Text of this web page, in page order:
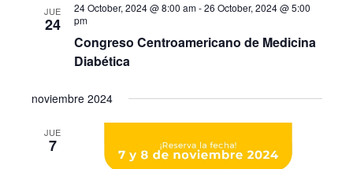
JUE
24
24 October, 2024 @ 8:00 am-26 October, 2024 @ 5:00
pm
Congreso Centroamericano de Medicina
Diabética
noviembre 2024
JUE
7